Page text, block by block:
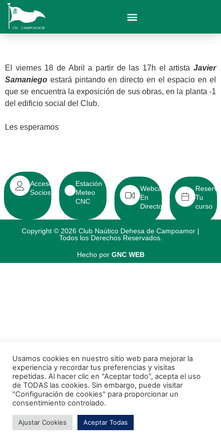
El viernes 18 de Abril a partir de las 17h el artista Javier
Samaniego estará pintando en directo en el espacio en el
que se encuentra la exposición de sus obras, en la planta -1
del edificio social del Club.
Les esperamos
Acceso
Socios
Estación
Meteo
CNC
Webcam
En
Directo
Reserva
Tu
curso
Copyright © 2026 Club Naútico Dehesa de Campoamor |
Todos los Derechos Reservados.
Hecho por GNC WEB
Usamos cookies en nuestro sitio web para mejorar la
experiencia y recordar tus preferencias y visitas
repetidas. Al hacer clic en "Aceptar todo", acepta el uso
de TODAS las cookies. Sin embargo, puede visitar
"Configuración de cookies" para proporcionar un
consentimiento controlado.
Ajustar Cookies Aceptar Todas